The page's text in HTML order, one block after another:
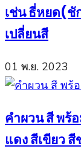
เช่น ธี่หยด(ชั
เปลี่ยนสี
01 พ.ย. 2023
คำผวน สี พร้
แดง สีเขียว